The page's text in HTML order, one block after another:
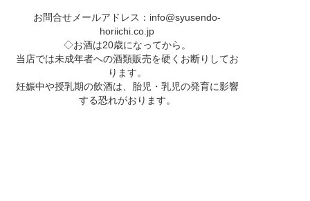
お問合せメールアドレス： info@syusendo-
horiichi.co.jp
◇お酒は20歳になってから。
当店では未成年者への酒類販売を硬くお断りしてお
ります。
妊娠中や授乳期の飲酒は、胎児・乳児の発育に影響
する恐れがおります。